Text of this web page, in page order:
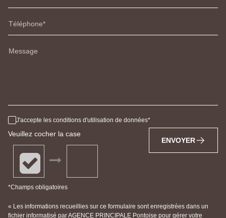
Téléphone
Message
J'accepte les conditions d'utilisation de données
Veuillez cocher la case
*Champs obligatoires
ENVOYER
« Les informations recueillies sur ce formulaire sont enregistrées dans un
fichier informatisé par AGENCE PRINCIPALE Pontoise pour gérer votre